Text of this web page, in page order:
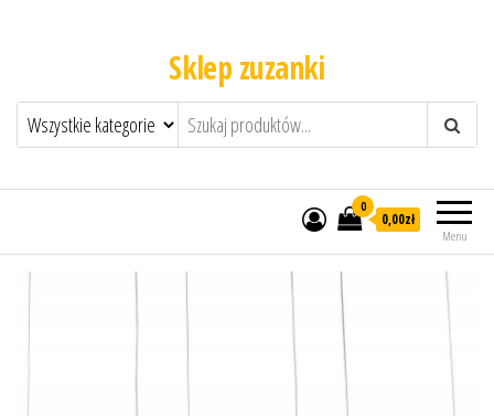
Sklep zuzanki
Menu
0
0,00zł